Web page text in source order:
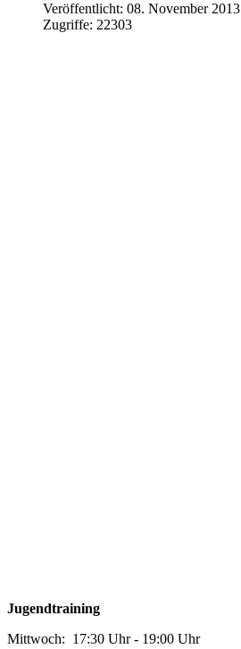
Veröffentlicht: 08. November 2013
Zugriffe: 22303
Jugendtraining
Mittwoch: 17:30 Uhr - 19:00 Uhr